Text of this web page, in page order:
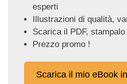
esperti
Illustrazioni di qualità,
Scarica il PDF,
Prezzo promo !
Scarica il mio eBook